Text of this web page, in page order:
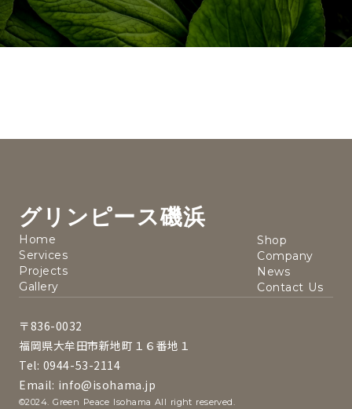
グリンピース磯浜
Home
Services
Projects
Gallery
Shop
Company
News
Contact Us
〒836-0032
福岡県大牟田市新地町１６番地１
Tel: 0944-53-2114
Email: info@isohama.jp
©2024. Green Peace Isohama All right reserved.